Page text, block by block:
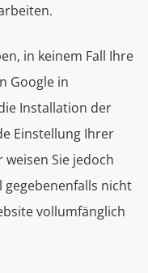
in keinem Fall Ihre
Google in
Installation der
Einstellung Ihrer
Sie jedoch
gegebenenfalls nicht
vollumfänglich